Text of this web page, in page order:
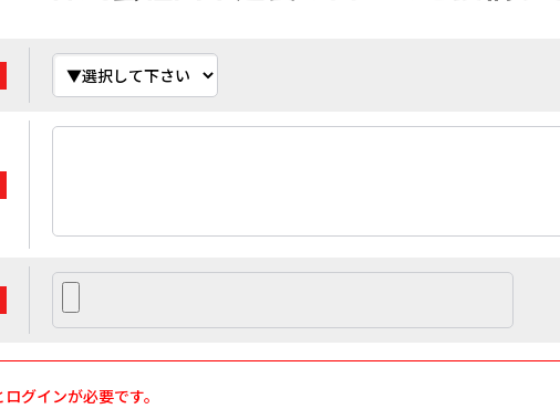
グインが必要です。